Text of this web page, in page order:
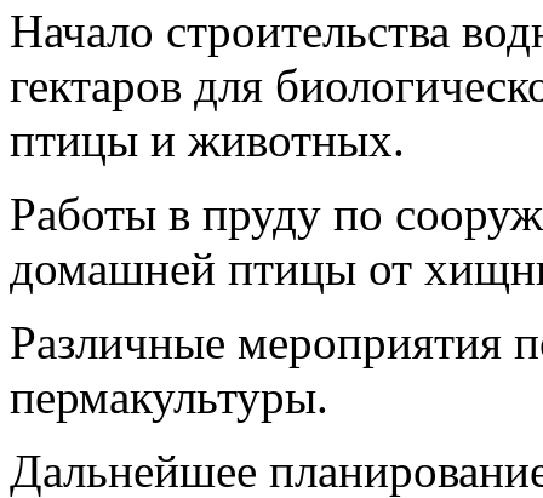
Начало строительства
гектаров для
птицы и животных.
Работы в пруду по
домашней птицы от
Различные мероприятия
пермакультуры.
Дальнейшее